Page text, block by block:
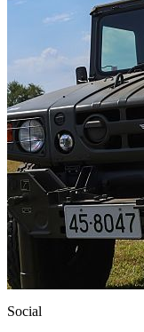
Social